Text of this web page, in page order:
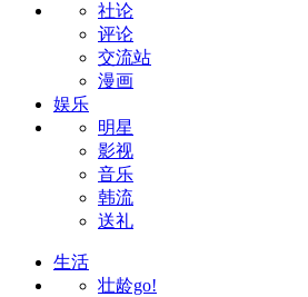
社论
评论
交流站
漫画
娱乐
明星
影视
音乐
韩流
送礼
生活
壮龄go!